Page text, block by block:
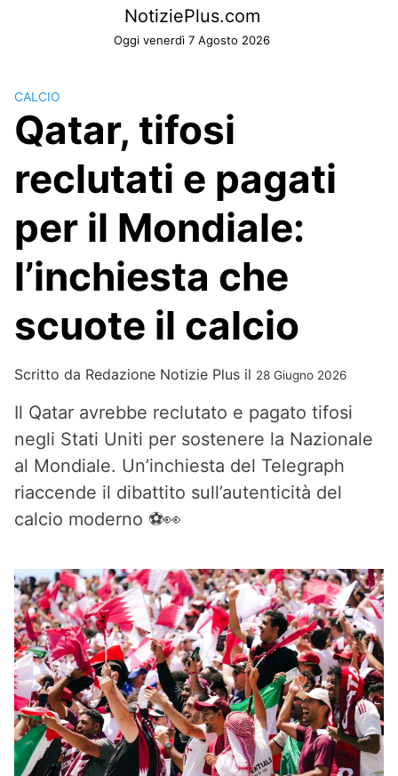
NotiziePlus.com
Oggi venerdì 7 Agosto 2026
CALCIO
Qatar, tifosi
reclutati e pagati
per il Mondiale:
l’inchiesta che
scuote il calcio
Scritto da Redazione Notizie Plus il 28 Giugno 2026
Il Qatar avrebbe reclutato e pagato tifosi
negli Stati Uniti per sostenere la Nazionale
al Mondiale. Un’inchiesta del Telegraph
riaccende il dibattito sull’autenticità del
calcio moderno ⚽👀